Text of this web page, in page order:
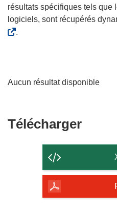
résultats spécifiques tels que
logiciels, sont récupérés
.
Aucun résultat disponible
Télécharger
de
page